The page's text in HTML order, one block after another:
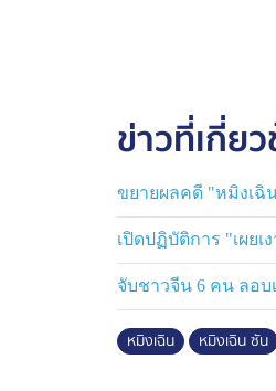
หลังพบข้อมูลบา
ที่เกี่ยวข้องกับ ส
ขณะที่ นายอร
ทั่วประเทศ บัง
ลักลอบประกอ
พนัน การค้ามนุ
เที่ยวที่ปลอดภัย
ลงพื้นที่หาดบา
ข่าวที่เกี่ย
ขยายผลคดี "หมิงเฉิ
เปิดปฏิบัติการ "เผย
จับชาวจีน 6 คน ลอบ
หมิงเฉิน หมิงเฉิน ซัน